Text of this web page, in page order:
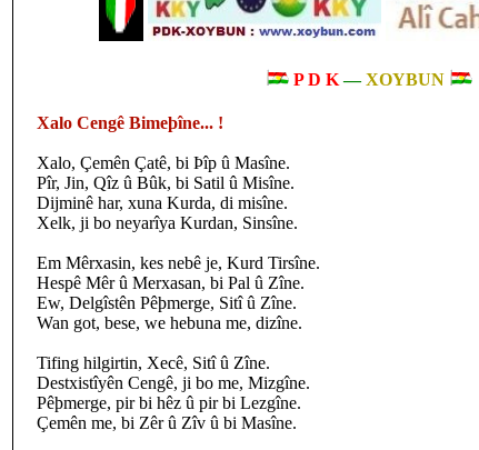
P D K—XOYBUN
Xalo Cengê Bimeþîne... !
Xalo, Çemên Çatê, bi Þîp û Masîne.
Pîr, Jin, Qîz û Bûk, bi Satil û Misîne.
Dijminê har, xuna Kurda, di misîne.
Xelk, ji bo neyarîya Kurdan, Sinsîne.
Em Mêrxasin, kes nebê je, Kurd Tirsîne.
Hespê Mêr û Merxasan, bi Pal û Zîne.
Ew, Delgîstên Pêþmerge, Sitî û Zîne.
Wan got, bese, we hebuna me, dizîne.
Tifing hilgirtin, Xecê, Sitî û Zîne.
Destxistîyên Cengê, ji bo me, Mizgîne.
Pêþmerge, pir bi hêz û pir bi Lezgîne.
Çemên me, bi Zêr û Zîv û bi Masîne.